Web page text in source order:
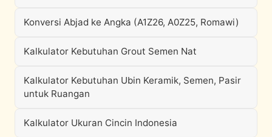
Konversi Abjad ke Angka (A1Z26, A0Z25, Romawi)
Kalkulator Kebutuhan Grout Semen Nat
Kalkulator Kebutuhan Ubin Keramik, Semen, Pasir
untuk Ruangan
Kalkulator Ukuran Cincin Indonesia